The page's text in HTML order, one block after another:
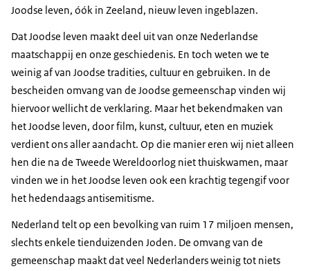
Joodse leven, óók in Zeeland, nieuw leven ingeblazen.
Dat Joodse leven maakt deel uit van onze Nederlandse
maatschappij en onze geschiedenis. En toch weten we te
weinig af van Joodse tradities, cultuur en gebruiken. In de
bescheiden omvang van de Joodse gemeenschap vinden wij
hiervoor wellicht de verklaring. Maar het bekendmaken van
het Joodse leven, door film, kunst, cultuur, eten en muziek
verdient ons aller aandacht. Op die manier eren wij niet alleen
hen die na de Tweede Wereldoorlog niet thuiskwamen, maar
vinden we in het Joodse leven ook een krachtig tegengif voor
het hedendaags antisemitisme.
Nederland telt op een bevolking van ruim 17 miljoen mensen,
slechts enkele tienduizenden Joden. De omvang van de
gemeenschap maakt dat veel Nederlanders weinig tot niets